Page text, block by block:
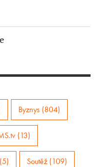
Byznys (804)
(13)
Soutěž (109)